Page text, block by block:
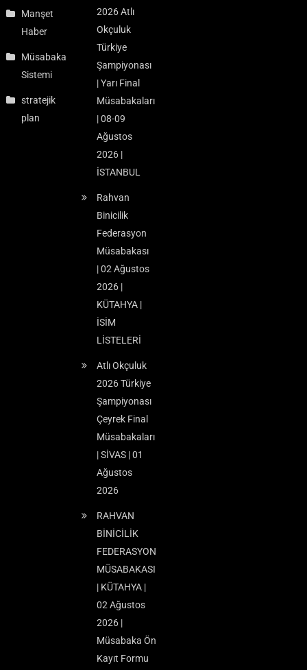
Manşet
Haber
Müsabaka
Sistemi
stratejik
plan
2026 Atlı
Okçuluk
Türkiye
Şampiyonası
| Yarı Final
Müsabakaları
| 08-09
Ağustos
2026 |
İSTANBUL
Rahvan
Binicilik
Federasyon
Müsabakası
| 02 Ağustos
2026 |
KÜTAHYA |
İSİM
LİSTELERİ
Atlı Okçuluk
2026 Türkiye
Şampiyonası
Çeyrek Final
Müsabakaları
| SİVAS | 01
Ağustos
2026
RAHVAN
BİNİCİLİK
FEDERASYON
MÜSABAKASI
| KÜTAHYA |
02 Ağustos
2026 |
Müsabaka Ön
Kayıt Formu